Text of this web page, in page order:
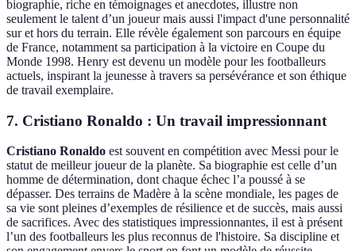
biographie, riche en témoignages et anecdotes, illustre non
seulement le talent d’un joueur mais aussi l'impact d'une personnalité
sur et hors du terrain. Elle révèle également son parcours en équipe
de France, notamment sa participation à la victoire en Coupe du
Monde 1998. Henry est devenu un modèle pour les footballeurs
actuels, inspirant la jeunesse à travers sa persévérance et son éthique
de travail exemplaire.
7. Cristiano Ronaldo : Un travail impressionnant
Cristiano Ronaldo est souvent en compétition avec Messi pour le
statut de meilleur joueur de la planète. Sa biographie est celle d’un
homme de détermination, dont chaque échec l’a poussé à se
dépasser. Des terrains de Madère à la scène mondiale, les pages de
sa vie sont pleines d’exemples de résilience et de succès, mais aussi
de sacrifices. Avec des statistiques impressionnantes, il est à présent
l’un des footballeurs les plus reconnus de l'histoire. Sa discipline et